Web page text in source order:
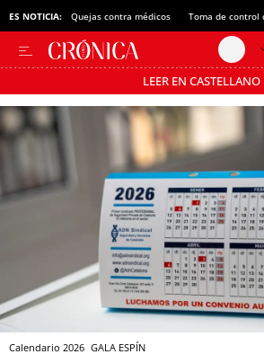
ES NOTICIA: Quejas contra médicos Toma de control
LEER EN CASTELLANO
Pásate al MODO AHORRO
Calendario 2026 GALA ESPÍN